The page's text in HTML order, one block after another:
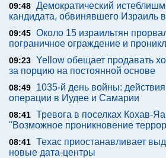
09:48 Демократический
кандидата, обвинявшего Израиль
09:45 Около 15 израильтян
пограничное ограждение и
09:23 Yellow обещает продавать
за порцию на постоянной основе
08:49
1035-й день войны:
операции в Иудее и Самарии
08:41 Тревога в поселках Кохав-
"Возможное проникновение
08:41 Техас приостанавливает
новые дата-центры